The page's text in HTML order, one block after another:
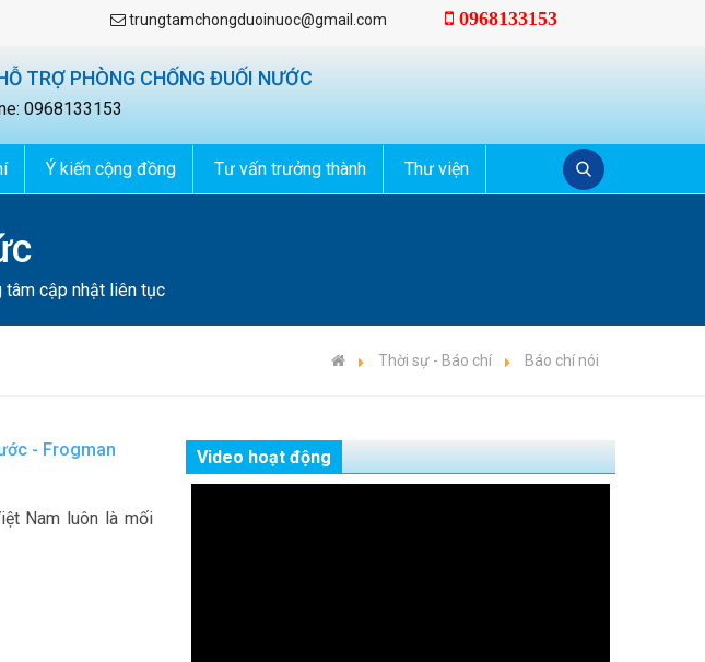
trungtamchongduoinuoc@gmail.com 0968133153
TRỢ PHÒNG CHỐNG ĐUỐI NƯỚC
0968133153
Ý kiến cộng đồng Tư vấn trưởng thành Thư viện
cập nhật liên tục
Thời sự - Báo chí Báo chí nói
- Frogman
Nam luôn là mối
Video hoạt động